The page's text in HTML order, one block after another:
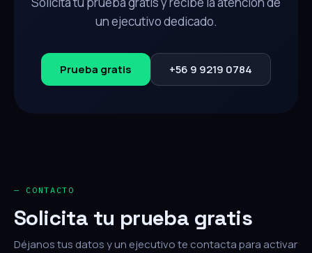
un ejecutivo dedicado.
Prueba gratis +56 9 9219 0784
— CONTACTO
Solicita tu prueba gratis
Déjanos tus datos y un ejecutivo te contacta para activar